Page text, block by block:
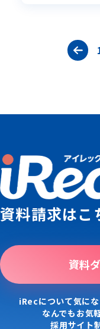
資料請求はこ
資料
iRecについて気にな
なんでもお気
採用サイト